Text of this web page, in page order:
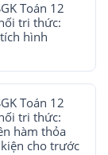
Toán 12
tri thức:
hình
Toán 12
tri thức:
hàm thỏa
cho trước